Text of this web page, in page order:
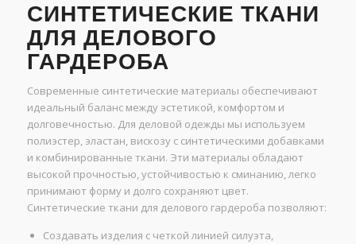
СИНТЕТИЧЕСКИЕ ТКАНИ
ДЛЯ ДЕЛОВОГО
ГАРДЕРОБА
Современные синтетические материалы обеспечивают
идеальный баланс между эстетикой, комфортом и
долговечностью. Для деловой одежды мы используем
полиэстер, эластан, вискозу с синтетическими добавками
и комбинированные ткани. Эти материалы обладают
высокой прочностью, устойчивостью к сминанию, легко
принимают форму и долго сохраняют цвет.
Синтетические ткани для делового гардероба позволяют:
Создавать изделия с четкой линией силуэта,